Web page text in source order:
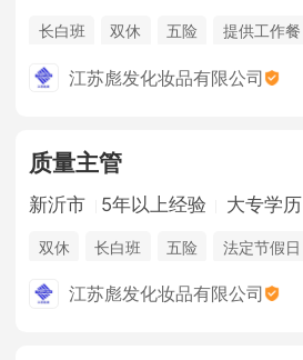
长白班 双休 五险 提供工作餐
江苏彪发化妆品有限公司
质量主管
新沂市 5年以上经验 大专学历
双休 长白班 五险 法定节假日
江苏彪发化妆品有限公司